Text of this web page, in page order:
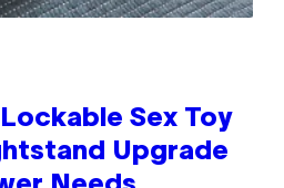
Sex Toy
Upgrade